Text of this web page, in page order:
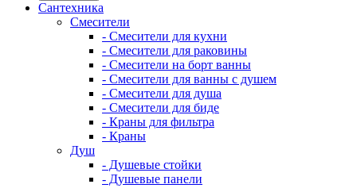
Сантехника
Смесители
- Смесители для кухни
- Смесители для раковины
- Смесители на борт ванны
- Смесители для ванны с душем
- Смесители для душа
- Смесители для биде
- Краны для фильтра
- Краны
Душ
- Душевые стойки
- Душевые панели